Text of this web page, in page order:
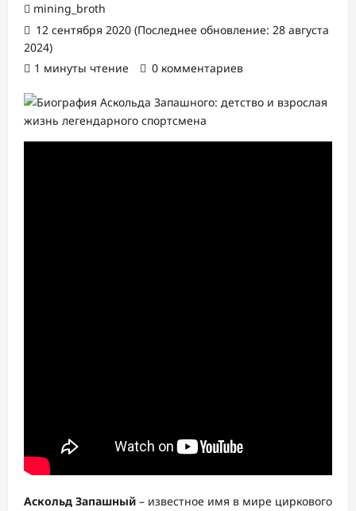
mining_broth
12 сентября 2020 (Последнее обновление: 28 августа
2024)
1 минуты чтение
0 комментариев
Аскольд Запашный – известное имя в мире циркового